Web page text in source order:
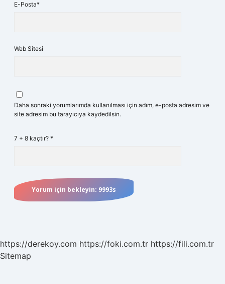
E-Posta*
Web Sitesi
Daha sonraki yorumlarımda kullanılması için adım, e-posta adresim ve
site adresim bu tarayıcıya kaydedilsin.
7 + 8 kaçtır? *
https://derekoy.com https://foki.com.tr https://fili.com.tr
Sitemap